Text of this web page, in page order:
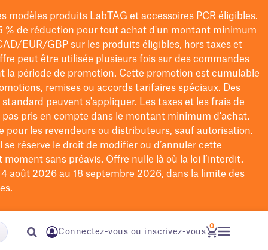
modèles produits LabTAG et accessoires PCR éligibles.
% de réduction pour tout achat d'un montant minimum
EUR/GBPsur les produits éligibles, hors taxes et
peut être utilisée plusieurs fois sur des commandes
la période de promotion. Cette promotion est cumulable
remises ou accords tarifaires spéciaux. Des
peuvent s'appliquer. Les taxes et les frais de
pas pris en compte dans le montant minimum d'achat.
pour les revendeurs ou distributeurs, sauf autorisation.
réserve le droit de modifierou d’annuler cette
moment sans préavis. Offre nulle là où la loi l’interdit.
août 2026 au 18 septembre 2026, dans la limite des
Connectez-vous ou inscrivez-vous
0